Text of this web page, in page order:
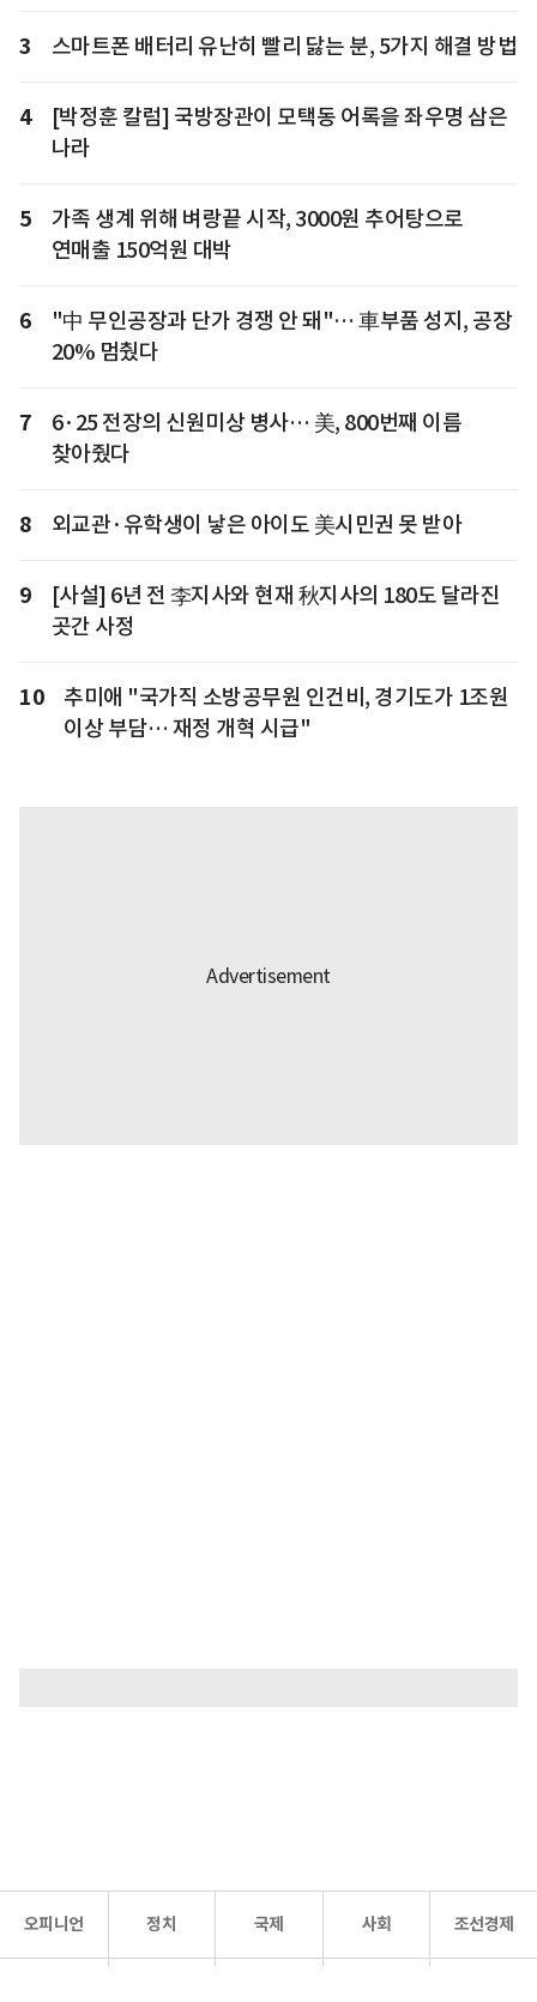
3 스마트폰 배터리 유난히 빨리 닳는 분, 5가지 해결 방법
4
[박정훈 칼럼] 국방장관이 모택동 어록을 좌우명 삼은
나라
5
가족 생계 위해 벼랑끝 시작, 3000원 추어탕으로
연매출 150억원 대박
6
"中 무인공장과 단가 경쟁 안 돼"… 車부품 성지, 공장
20% 멈췄다
7
6·25 전장의 신원미상 병사… 美, 800번째 이름
찾아줬다
8 외교관·유학생이 낳은 아이도 美시민권 못 받아
9
[사설] 6년 전 李지사와 현재 秋지사의 180도 달라진
곳간 사정
10
추미애 "국가직 소방공무원 인건비, 경기도가 1조원
이상 부담… 재정 개혁 시급"
오피니언 정치 국제 사회 조선경제